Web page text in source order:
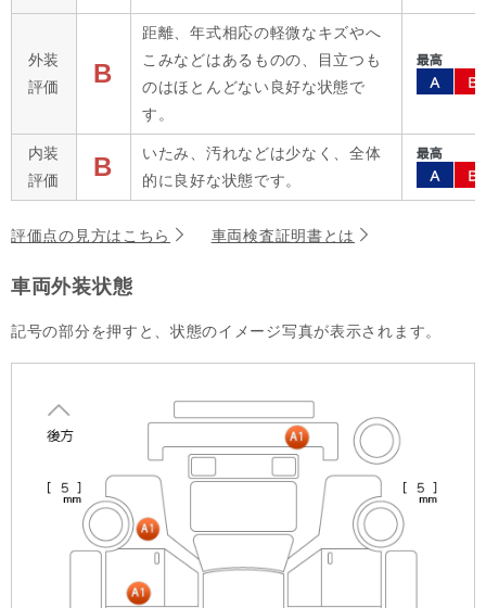
外装
評価
B
距離、年式相応の軽微なキズやへ
こみなどはあるものの、目立つも
のはほとんどない良好な状態で
す。
内装
評価
B
いたみ、汚れなどは少なく、全体
的に良好な状態です。
評価点の見方はこちら 車両検査証明書とは
車両外装状態
記号の部分を押すと、状態のイメージ写真が表示されます。